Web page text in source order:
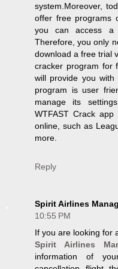
system.Moreover,
offer free programs
you can access a
Therefore, you only
download a free trial
cracker program for
will provide you
program is user
manage its
WTFAST Crack
online, such as
more.
Reply
Spirit Airlines
10:55 PM
If you are looking for
Spirit Airlines
information of